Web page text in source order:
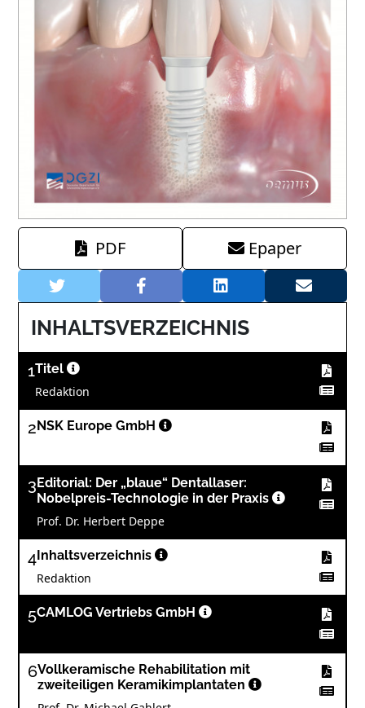
PDF Epaper
INHALTSVERZEICHNIS
1Titel
Redaktion
2 NSK Europe GmbH
3 Editorial: Der „blaue“ Dentallaser:
Nobelpreis-Technologie in der Praxis
Prof. Dr. Herbert Deppe
4 Inhaltsverzeichnis
Redaktion
5CAMLOG Vertriebs GmbH
6Vollkeramische Rehabilitation mit
zweiteiligen Keramikimplantaten